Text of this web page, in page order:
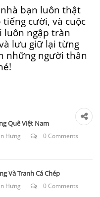
bạn luôn thật
cười, và cuộc
luôn ngập tràn
lưu giữ lại từng
những người thân
Quê Việt Nam
Hưng 0 Comments
Và Tranh Cá Chép
Hưng 0 Comments